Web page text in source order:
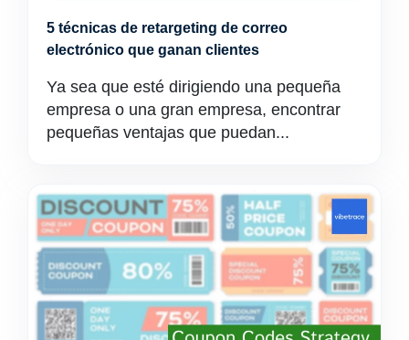
5 técnicas de retargeting de correo
electrónico que ganan clientes
Ya sea que esté dirigiendo una pequeña
empresa o una gran empresa, encontrar
pequeñas ventajas que puedan...